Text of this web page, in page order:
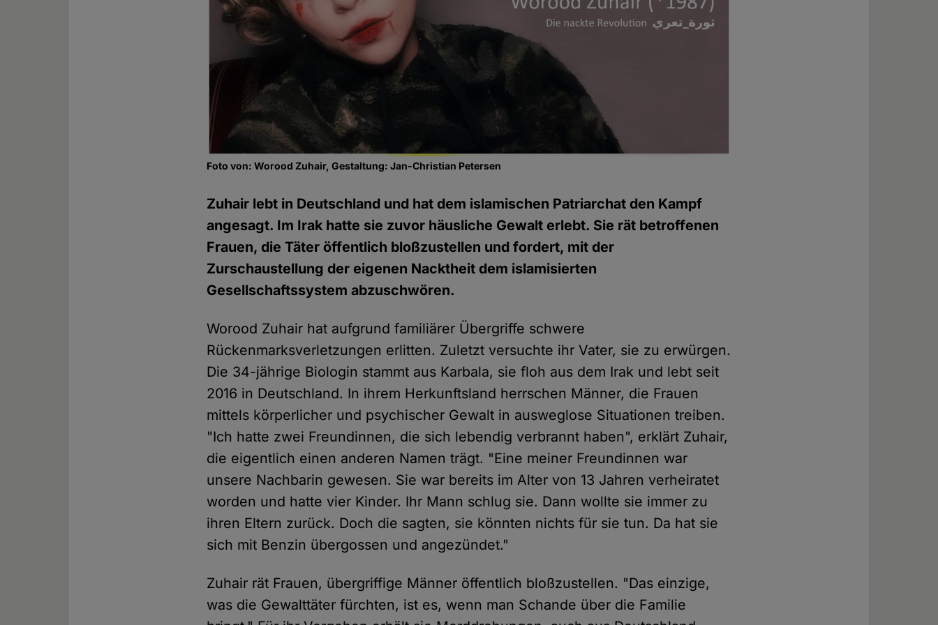
Foto von: Worood Zuhair, Gestaltung: Jan-Christian Petersen
Zuhair lebt in Deutschland und hat dem islamischen Patriarchat den Kampf
angesagt. Im Irak hatte sie zuvor häusliche Gewalt erlebt. Sie rät betroffenen
Frauen, die Täter öffentlich bloßzustellen und fordert, mit der
Zurschaustellung der eigenen Nacktheit dem islamisierten
Gesellschaftssystem abzuschwören.
Worood Zuhair hat aufgrund familiärer Übergriffe schwere
Rückenmarksverletzungen erlitten. Zuletzt versuchte ihr Vater, sie zu erwürgen.
Die 34-jährige Biologin stammt aus Karbala, sie floh aus dem Irak und lebt seit
2016 in Deutschland. In ihrem Herkunftsland herrschen Männer, die Frauen
mittels körperlicher und psychischer Gewalt in ausweglose Situationen treiben.
"Ich hatte zwei Freundinnen, die sich lebendig verbrannt haben", erklärt Zuhair,
die eigentlich einen anderen Namen trägt. "Eine meiner Freundinnen war
unsere Nachbarin gewesen. Sie war bereits im Alter von 13 Jahren verheiratet
worden und hatte vier Kinder. Ihr Mann schlug sie. Dann wollte sie immer zu
ihren Eltern zurück. Doch die sagten, sie könnten nichts für sie tun. Da hat sie
sich mit Benzin übergossen und angezündet."
Zuhair rät Frauen, übergriffige Männer öffentlich bloßzustellen. "Das einzige,
was die Gewalttäter fürchten, ist es, wenn man Schande über die Familie